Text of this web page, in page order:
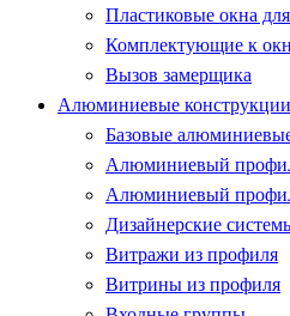
Пластиковые окна
Комплектующие к
Вызов замерщика
Алюминиевые конструкции
Базовые
Алюминиевый
Алюминиевый
Дизайнерские
Витражи из профиля
Витрины из профиля